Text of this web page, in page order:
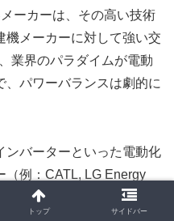
ーカーは、その高い技術
機メーカーに対して強い交
業界のパラダイムが電動
パワーバランスは劇的に
ンバーターといった電動化
（例：CATL, LG Energy
の「頭脳」となるAIチッ
トップ サイドバー